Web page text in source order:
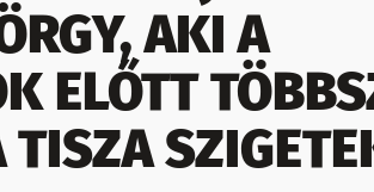
AKI A
ELŐTT
TISZA